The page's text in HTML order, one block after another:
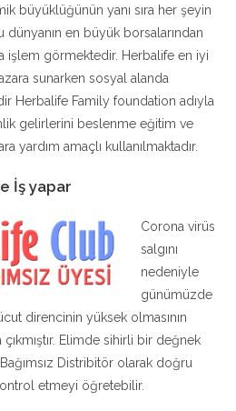
büyüklüğünün yanı sıra her şeyin
en büyük borsalarından
işlem görmektedir. Herbalife en iyi
sunarken sosyal alanda
Herbalife Family foundation adıyla
gelirlerini beslenme eğitim ve
yardım amaçlı kullanılmaktadır.
İş yapar
Corona virüs
salgını
nedeniyle
günümüzde
direncinin yüksek olmasının
Elimde sihirli bir değnek
Distribitör olarak doğru
etmeyi öğretebilir.